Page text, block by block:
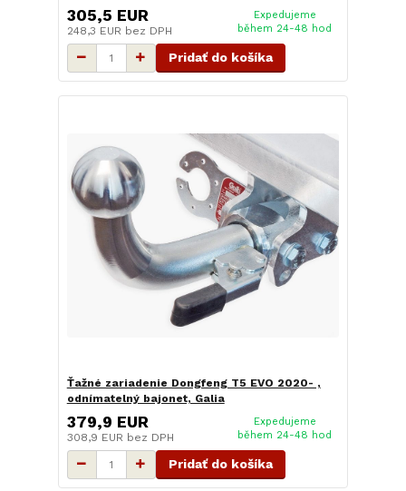
305,5 EUR
248,3 EUR bez DPH
Expedujeme
během 24-48 hod
Pridať do košíka
Ťažné zariadenie Dongfeng T5 EVO 2020- ,
odnímatelný bajonet, Galia
379,9 EUR
308,9 EUR bez DPH
Expedujeme
během 24-48 hod
Pridať do košíka